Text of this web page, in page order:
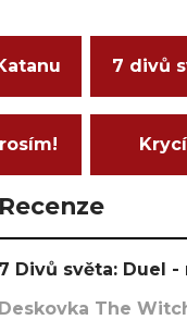
7 divů
Recenze
7 Divů světa: Duel
Deskovka The